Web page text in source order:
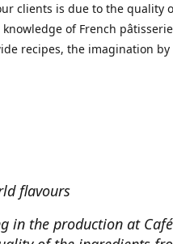
clients is due to the quality
of French
recipes, the imagination by
flavours
in the production at Café